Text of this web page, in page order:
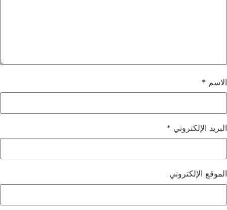
الاسم *
البريد الإلكتروني *
الموقع الإلكتروني